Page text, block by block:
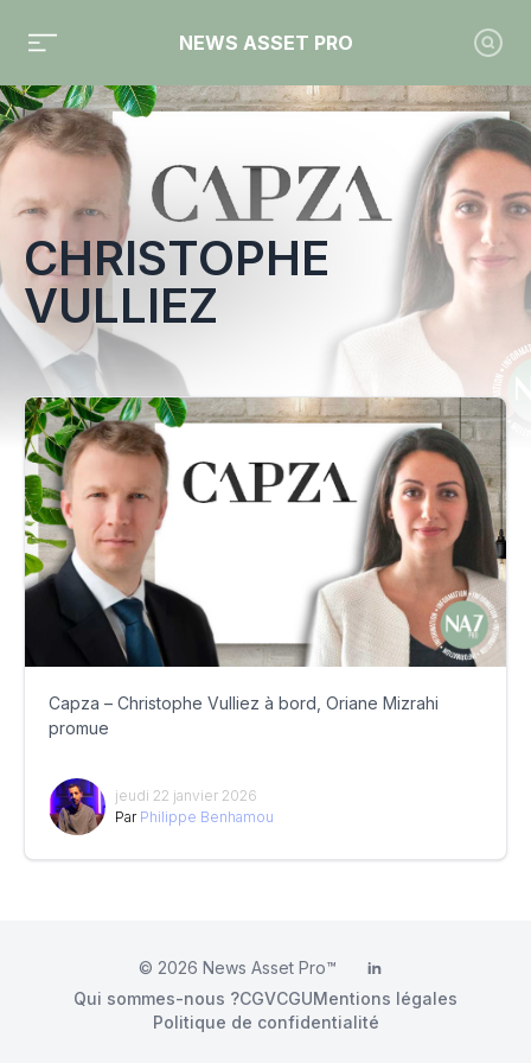
NEWS ASSET PRO
Toute l'actualité sur le tag "Christophe Vulliez"
CHRISTOPHE
VULLIEZ
Capza – Christophe Vulliez à bord, Oriane Mizrahi
promue
jeudi 22 janvier 2026
Par Philippe Benhamou
© 2026 News Asset Pro™ LinkedIn
Qui sommes-nous ?CGVCGUMentions légales
Politique de confidentialité